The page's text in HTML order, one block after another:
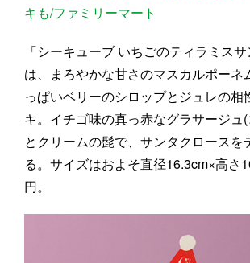
キも/ファミリーマート
「シーキューブ いちごのティラミスサ
は、まろやかな甘さのマスカルポーネ
っぱいベリーのシロップとジュレの相
キ。イチゴ味の真っ赤なグラサージュ
とクリームの髭で、サンタクロースを
る。サイズはおよそ直径16.3cm×高さ
円。